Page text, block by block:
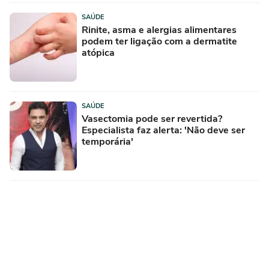
SAÚDE
Rinite, asma e alergias alimentares
podem ter ligação com a dermatite
atópica
SAÚDE
Vasectomia pode ser revertida?
Especialista faz alerta: 'Não deve ser
temporária'